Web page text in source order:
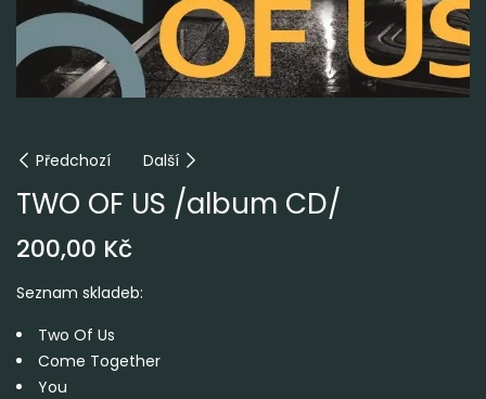
Předchozí Další
TWO OF US /album CD/
200,00 Kč
Seznam skladeb:
Two Of Us
Come Together
You